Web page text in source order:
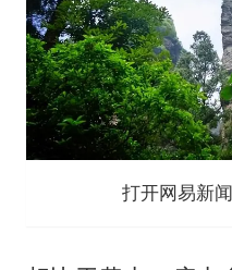
打开网易新